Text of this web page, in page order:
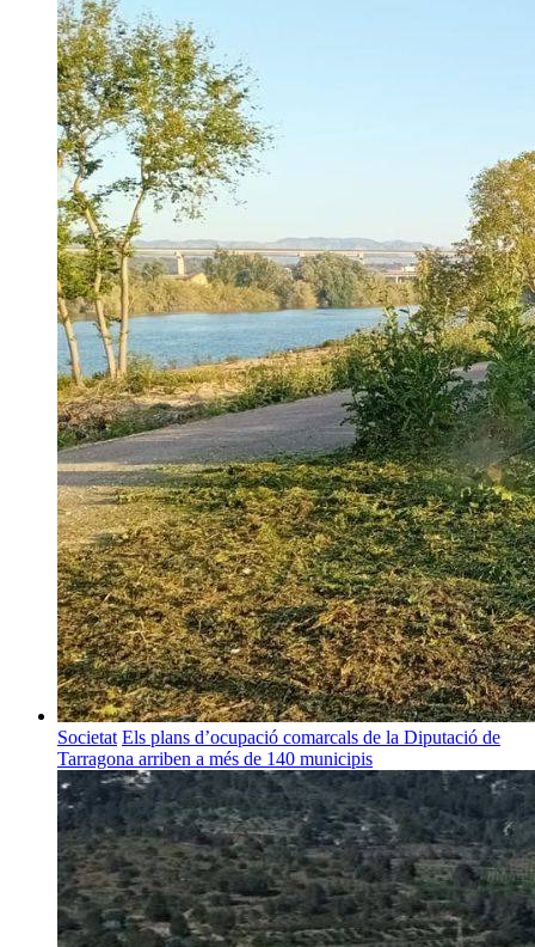
Societat Els plans d’ocupació comarcals de la Diputació de
Tarragona arriben a més de 140 municipis